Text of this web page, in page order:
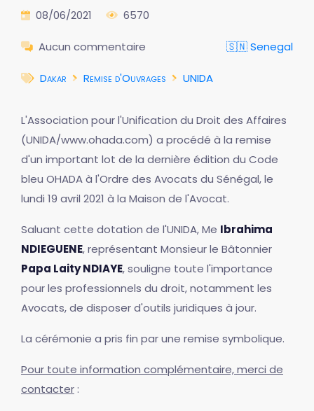
08/06/2021 6570
Aucun commentaire 🇸🇳 Senegal
Dakar Remise d'Ouvrages UNIDA
L'Association pour l'Unification du Droit des Affaires
(UNIDA/www.ohada.com) a procédé à la remise
d'un important lot de la dernière édition du Code
bleu OHADA à l'Ordre des Avocats du Sénégal, le
lundi 19 avril 2021 à la Maison de l'Avocat.
Saluant cette dotation de l'UNIDA, Me Ibrahima
NDIEGUENE, représentant Monsieur le Bâtonnier
Papa Laity NDIAYE, souligne toute l'importance
pour les professionnels du droit, notamment les
Avocats, de disposer d'outils juridiques à jour.
La cérémonie a pris fin par une remise symbolique.
Pour toute information complémentaire, merci de
contacter :